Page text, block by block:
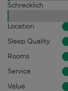
Schrecklich
Location
Sleep Quality
Rooms
Service
Value